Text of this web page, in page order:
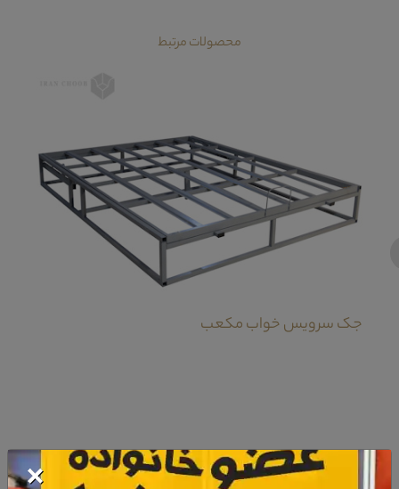
محصولات مرتبط
جک سرویس خواب مکعب
معرفی کمد سرویس خواب طاووس